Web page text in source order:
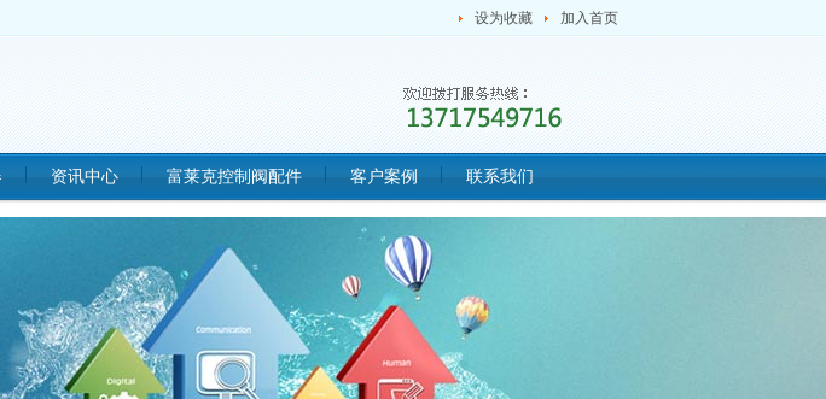
设为收藏 加入首页
资讯中心 富莱克控制阀配件 客户案例 联系我们